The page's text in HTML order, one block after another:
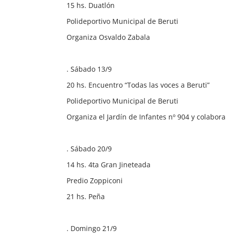
15 hs. Duatlón
Polideportivo Municipal de Beruti
Organiza Osvaldo Zabala
. Sábado 13/9
20 hs. Encuentro “Todas las voces a Beruti”
Polideportivo Municipal de Beruti
Organiza el Jardín de Infantes nº 904 y
. Sábado 20/9
14 hs. 4ta Gran Jineteada
Predio Zoppiconi
21 hs. Peña
. Domingo 21/9